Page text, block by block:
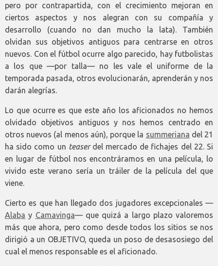
pero por contrapartida, con el crecimiento mejoran en
ciertos aspectos y nos alegran con su compañía y
desarrollo (cuando no dan mucho la lata). También
olvidan sus objetivos antiguos para centrarse en otros
nuevos. Con el fútbol ocurre algo parecido, hay futbolistas
a los que —por talla— no les vale el uniforme de la
temporada pasada, otros evolucionarán, aprenderán y nos
darán alegrías.
Lo que ocurre es que este año los aficionados no hemos
olvidado objetivos antiguos y nos hemos centrado en
otros nuevos (al menos aún), porque la summeriana del 21
ha sido como un teaserdel mercado de fichajes del 22. Si
en lugar de fútbol nos encontráramos en una película, lo
vivido este verano sería un tráiler de la película del que
viene.
Cierto es que han llegado dos jugadores excepcionales —
Alaba y Camavinga— que quizá a largo plazo valoremos
más que ahora, pero como desde todos los sitios se nos
dirigió a un OBJETIVO, queda un poso de desasosiego del
cual el menos responsable es el aficionado.